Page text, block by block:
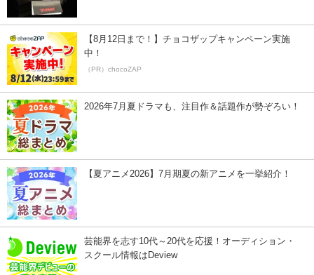
【8月12日まで！】チョコザップキャンペーン実施
中！
（PR）chocoZAP
2026年7月夏ドラマも、注目作＆話題作が勢ぞろい！
【夏アニメ2026】7月期夏の新アニメを一挙紹介！
芸能界を志す10代～20代を応援！オーディション・
スクール情報はDeview